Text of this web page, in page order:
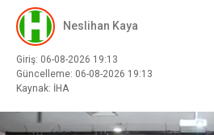
Neslihan Kaya
Giriş: 06-08-2026 19:13
Güncelleme: 06-08-2026 19:13
Kaynak: İHA